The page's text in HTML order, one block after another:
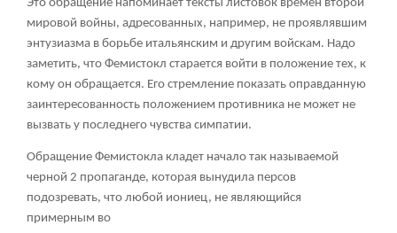
Это обращение напоминает тексты листовок времен второй
мировой войны, адресованных, например, не проявлявшим
энтузиазма в борьбе итальянским и другим войскам. Надо
заметить, что Фемистокл старается войти в положение тех, к
кому он обращается. Его стремление показать оправданную
заинтересованность положением противника не может не
вызвать у последнего чувства симпатии.
Обращение Фемистокла кладет начало так называемой
черной 2 пропаганде, которая вынудила персов
подозревать, что любой иониец, не являющийся
примерным во